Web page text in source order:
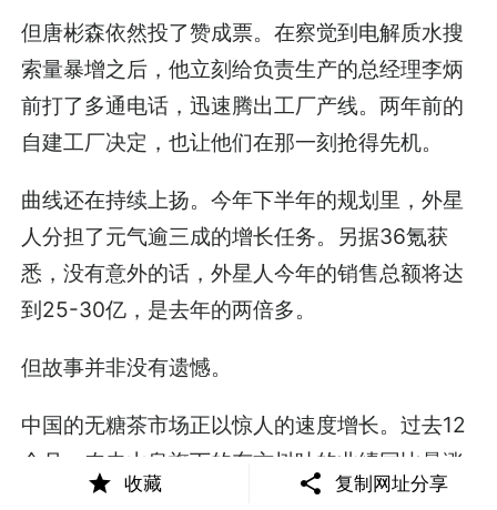
但唐彬森依然投了赞成票。在察觉到电解质水搜
索量暴增之后，他立刻给负责生产的总经理李炳
前打了多通电话，迅速腾出工厂产线。两年前的
自建工厂决定，也让他们在那一刻抢得先机。
曲线还在持续上扬。今年下半年的规划里，外星
人分担了元气逾三成的增长任务。另据36氪获
悉，没有意外的话，外星人今年的销售总额将达
到25-30亿，是去年的两倍多。
但故事并非没有遗憾。
中国的无糖茶市场正以惊人的速度增长。过去12
个月，农夫山泉旗下的东方树叶的业绩同比暴涨
了114%。三得利中国的主力单品乌龙茶，今年上
收藏 复制网址分享